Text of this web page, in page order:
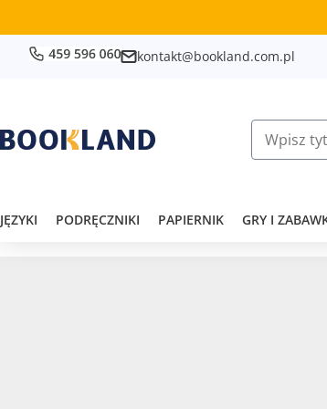
kontakt@bookland.com.pl
JĘZYKI PODRĘCZNIKI PAPIERNIK GRY I